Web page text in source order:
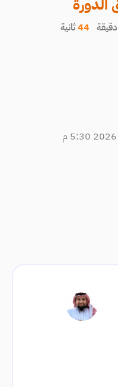
دقيقة 44ثانية